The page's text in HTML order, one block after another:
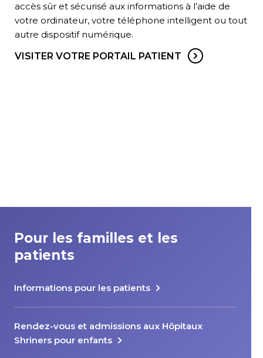
accès sûr et sécurisé aux informations à l’aide de
votre ordinateur, votre téléphone intelligent ou tout
autre dispositif numérique.
VISITER VOTRE PORTAIL PATIENT
Pour les familles et les
patients
Informations pour les patients
Rendez-vous et admissions aux Hôpitaux
Shriners pour enfants